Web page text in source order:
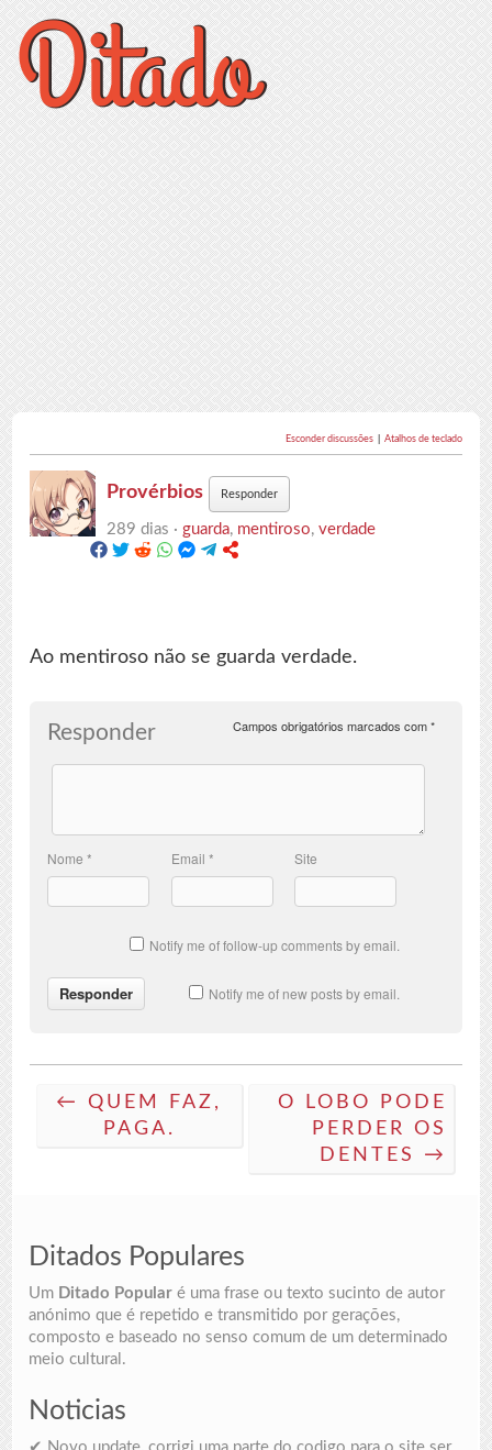
Esconder discussões Atalhos de teclado
Provérbios Responder
289 dias ·guarda, mentiroso,verdade
Ao mentiroso não se guarda verdade.
Responder Campos obrigatórios marcados com*
Nome* Email * Site
Notify me of follow-up comments by email.
Notify me of new posts by email.
← QUEM FAZ,
PAGA.
O LOBO PODE
PERDER OS
DENTES →
Ditados Populares
Um Ditado Popular é uma frase ou texto sucinto de autor
anónimo que é repetido e transmitido por gerações,
composto e baseado no senso comum de um determinado
meio cultural.
Noticias